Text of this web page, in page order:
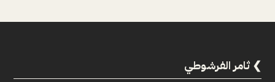
ثامر الفرشوطي